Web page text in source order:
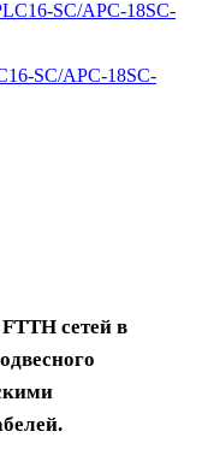
SC/APC-18SC-
сетей в